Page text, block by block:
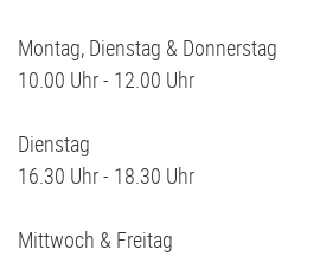
Montag, Dienstag & Donnerstag
10.00 Uhr - 12.00 Uhr
Dienstag
16.30 Uhr - 18.30 Uhr
Mittwoch & Freitag